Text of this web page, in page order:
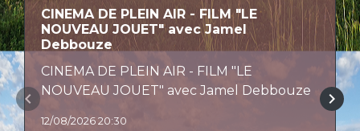
CINEMA DE PLEIN AIR - FILM "LE
NOUVEAU JOUET" avec Jamel
Debbouze
CINEMA DE PLEIN AIR - FILM "LE
NOUVEAU JOUET" avec Jamel Debbouze
12/08/2026 20:30
keyboard_arrow_left keyboard_arrow_right